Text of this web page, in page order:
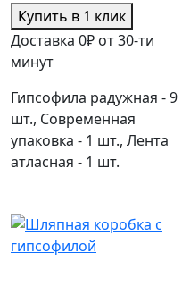
Купить в 1 клик
Доставка 0₽ от 30-ти
минут
Гипсофила радужная - 9
шт., Современная
упаковка - 1 шт., Лента
атласная - 1 шт.